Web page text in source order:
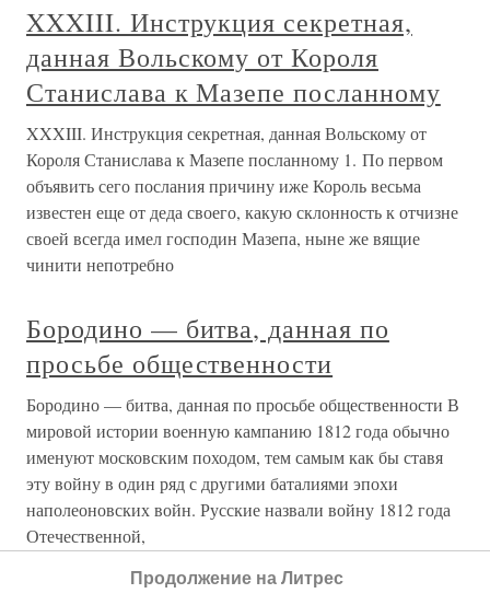
XXXIII. Инструкция секретная,
данная Вольскому от Короля
Станислава к Мазепе посланному
XXXIII. Инструкция секретная, данная Вольскому от
Короля Станислава к Мазепе посланному 1. По первом
объявить сего послания причину иже Король весьма
известен еще от деда своего, какую склонность к отчизне
своей всегда имел господин Мазепа, ныне же вящие
чинити непотребно
Бородино — битва, данная по
просьбе общественности
Бородино — битва, данная по просьбе общественности В
мировой истории военную кампанию 1812 года обычно
именуют московским походом, тем самым как бы ставя
эту войну в один ряд с другими баталиями эпохи
наполеоновских войн. Русские назвали войну 1812 года
Отечественной,
Продолжение на Литрес